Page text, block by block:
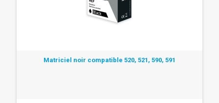
Matriciel noir compatible 520, 521, 590, 591